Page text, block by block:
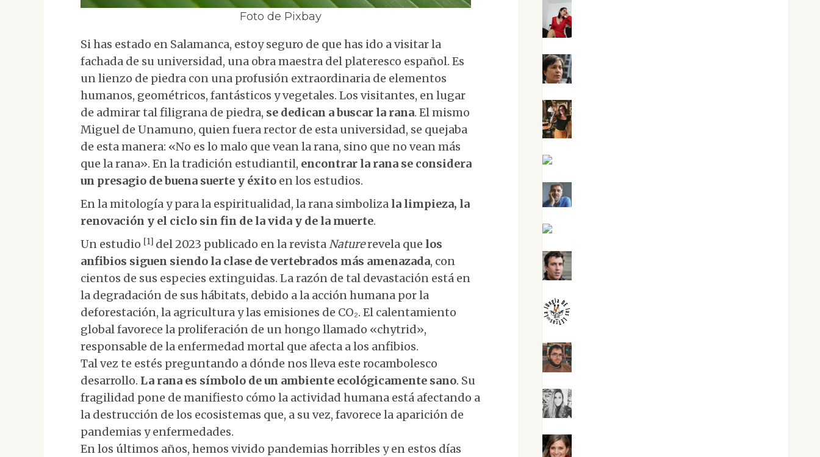
Foto de Pixbay
Si has estado en Salamanca, estoy seguro de que has ido a visitar la
fachada de su universidad, una obra maestra del plateresco español. Es
un lienzo de piedra con una profusión extraordinaria de elementos
humanos, geométricos, fantásticos y vegetales. Los visitantes, en lugar
de admirar tal filigrana de piedra, se dedican a buscar la rana. El mismo
Miguel de Unamuno, quien fuera rector de esta universidad, se quejaba
de esta manera: «No es lo malo que vean la rana, sino que no vean más
que la rana». En la tradición estudiantil, encontrar la rana se considera
un presagio de buena suerte y éxito en los estudios.
En la mitología y para la espiritualidad, la rana simboliza la limpieza, la
renovación y el ciclo sin fin de la vida y de la muerte.
Un estudio [1] del 2023 publicado en la revistaNaturerevela que los
anfibios siguen siendo la clase de vertebrados más amenazada, con
cientos de sus especies extinguidas. La razón de tal devastación está en
la degradación de sus hábitats, debido a la acción humana por la
deforestación, la agricultura y las emisiones de CO₂. El calentamiento
global favorece la proliferación de un hongo llamado «chytrid»,
responsable de la enfermedad mortal que afecta a los anfibios.
Tal vez te estés preguntando a dónde nos lleva este rocambolesco
desarrollo. La rana es símbolo de un ambiente ecológicamente sano. Su
fragilidad pone de manifiesto cómo la actividad humana está afectando a
la destrucción de los ecosistemas que, a su vez, favorece la aparición de
pandemias y enfermedades.
En los últimos años, hemos vivido pandemias horribles y en estos días